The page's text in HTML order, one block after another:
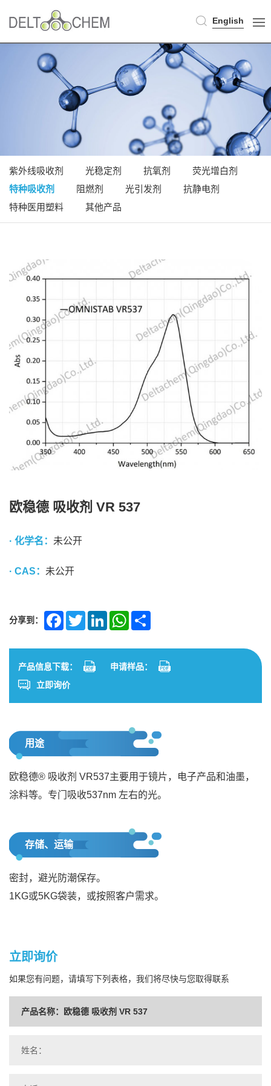
English
紫外线吸收剂 光稳定剂 抗氧剂
荧光增白剂
特种吸收剂
阻燃剂 光引发剂
抗静电剂
特种医用塑料
其他产品
欧稳德 吸收剂 VR 537
· 化学名： 未公开
· CAS： 未公开
分享到： Facebook
TwitterLinkedInWhatsApp
产品信息下载：
申请样品：
立即询价
用途
欧稳德® 吸收剂 VR537主要用于镜片，电子产品和油墨，
涂料等。专门吸收537nm 左右的光。
存储、运输
密封，避光防潮保存。
1KG或5KG袋装，或按照客户需求。
立即询价
如果您有问题，请填写下列表格，我们将尽快与您取得联系